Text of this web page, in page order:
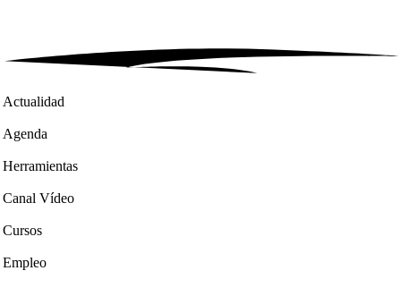
Actualidad
Agenda
Herramientas
Canal Vídeo
Cursos
Empleo